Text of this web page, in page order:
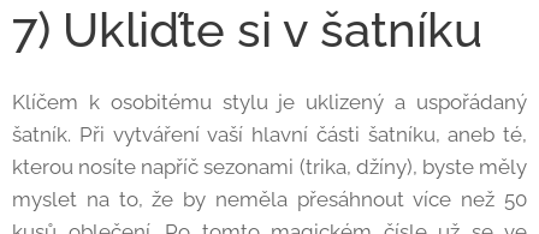
7) Ukliďte si v šatníku
Klíčem k osobitému stylu je uklizený a uspořádaný
šatník. Při vytváření vaší hlavní části šatníku, aneb té,
kterou nosíte napříč sezonami (trika, džíny), byste měly
myslet na to, že by neměla přesáhnout více než 50